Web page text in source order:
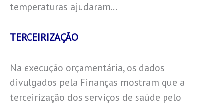
temperaturas ajudaram…
TERCEIRIZAÇÃO
Na execução orçamentária, os dados
divulgados pela Finanças mostram que a
terceirização dos serviços de saúde pelo